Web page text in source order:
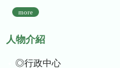
more
人物介紹
◎行政中心